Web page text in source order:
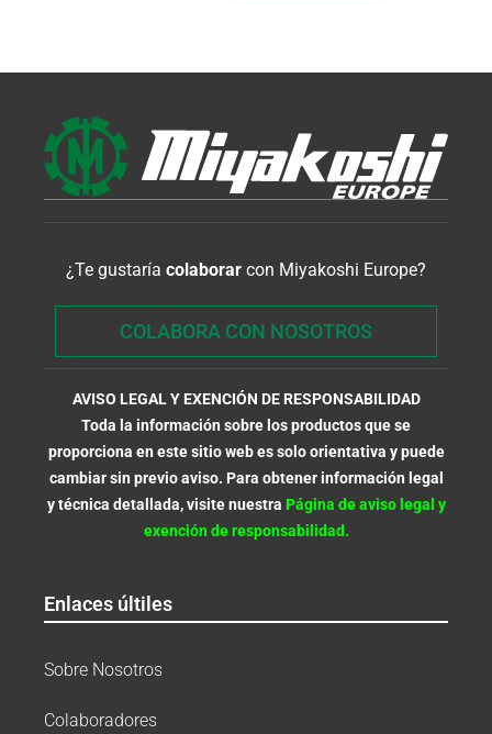
¿Te gustaría colaborar con Miyakoshi Europe?
COLABORA CON NOSOTROS
AVISO LEGAL Y EXENCIÓN DE RESPONSABILIDAD
Toda la información sobre los productos que se
proporciona en este sitio web es solo orientativa y puede
cambiar sin previo aviso. Para obtener información legal
y técnica detallada, visite nuestra Página de aviso legal y
exención de responsabilidad.
Enlaces últiles
Sobre Nosotros
Colaboradores